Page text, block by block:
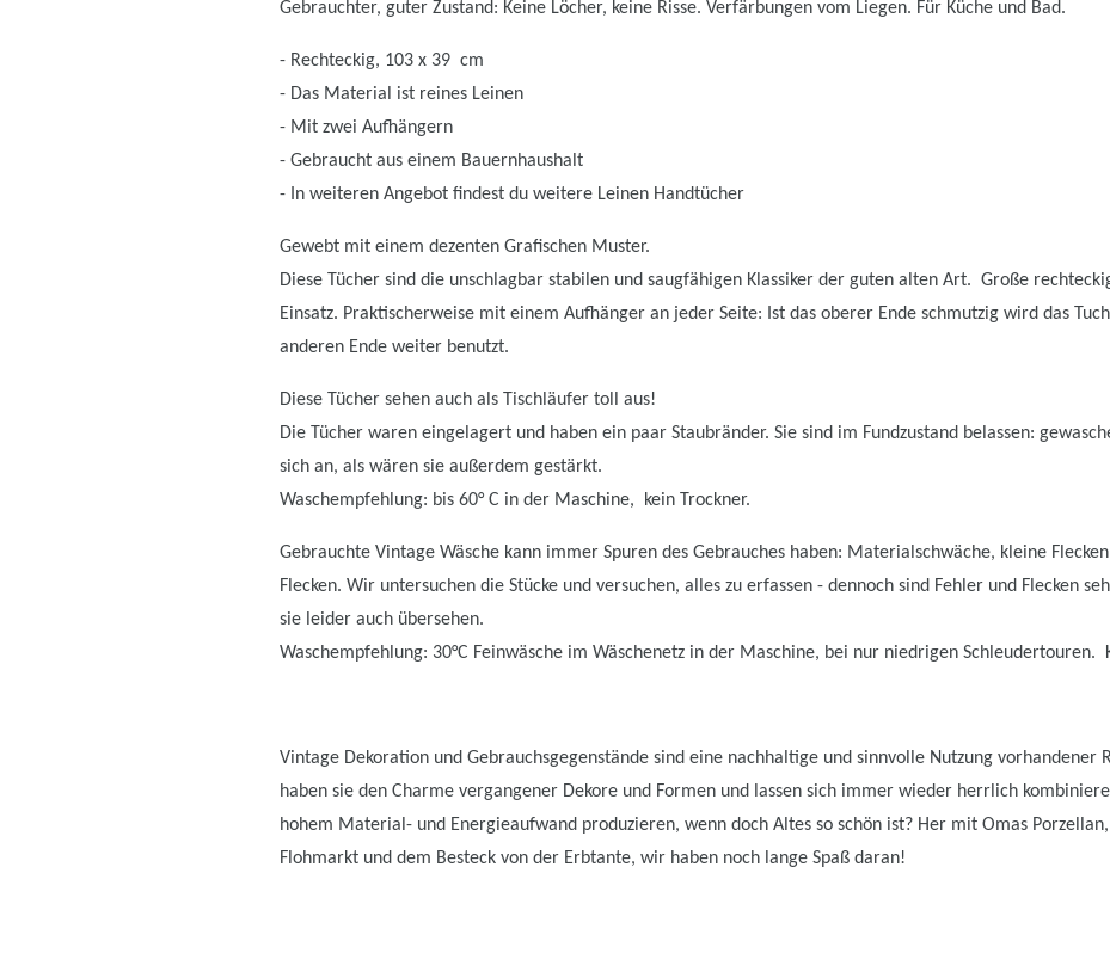
Gebrauchter, guter Zustand: Keine Löcher, keine Risse. Verfärbungen vom Liegen. Für Küche und Bad.
- Rechteckig, 103 x 39 cm
- Das Material ist reines Leinen
- Mit zwei Aufhängern
- Gebraucht aus einem Bauernhaushalt
- In weiteren Angebot findest du weitere Leinen Handtücher
Gewebt mit einem dezenten Grafischen Muster.
Diese Tücher sind die unschlagbar stabilen und saugfähigen Klassiker der guten alten Art. Große
Einsatz. Praktischerweise mit einem Aufhänger an jeder Seite: Ist das oberer Ende schmutzig wird das
anderen Ende weiter benutzt.
Diese Tücher sehen auch als Tischläufer toll aus!
Die Tücher waren eingelagert und haben ein paar Staubränder. Sie sind im Fundzustand belassen:
sich an, als wären sie außerdem gestärkt.
Waschempfehlung: bis 60° C in der Maschine, kein Trockner.
Gebrauchte Vintage Wäsche kann immer Spuren des Gebrauches haben: Materialschwäche, kleine
Flecken. Wir untersuchen die Stücke und versuchen, alles zu erfassen - dennoch sind Fehler und Flecken
sie leider auch übersehen.
Waschempfehlung: 30°C Feinwäsche im Wäschenetz in der Maschine, bei nur niedrigen Schleudertouren.
Vintage Dekoration und Gebrauchsgegenstände sind eine nachhaltige und sinnvolle Nutzung vorhandener
haben sie den Charme vergangener Dekore und Formen und lassen sich immer wieder herrlich
hohem Material- und Energieaufwand produzieren, wenn doch Altes so schön ist? Her mit Omas
Flohmarkt und dem Besteck von der Erbtante, wir haben noch lange Spaß daran!